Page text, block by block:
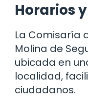
Horarios
La Comisaría
Molina de
ubicada en
localidad,
ciudadanos.